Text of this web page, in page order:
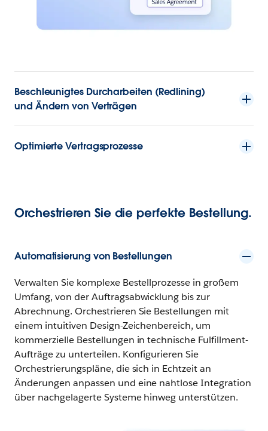
Beschleunigtes Durcharbeiten (Redlining)
und Ändern von Verträgen
Optimierte Vertragsprozesse
Orchestrieren Sie die perfekte Bestellung.
Automatisierung von Bestellungen
Verwalten Sie komplexe Bestellprozesse in großem
Umfang, von der Auftragsabwicklung bis zur
Abrechnung. Orchestrieren Sie Bestellungen mit
einem intuitiven Design-Zeichenbereich, um
kommerzielle Bestellungen in technische Fulfillment-
Aufträge zu unterteilen. Konfigurieren Sie
Orchestrierungspläne, die sich in Echtzeit an
Änderungen anpassen und eine nahtlose Integration
über nachgelagerte Systeme hinweg unterstützen.